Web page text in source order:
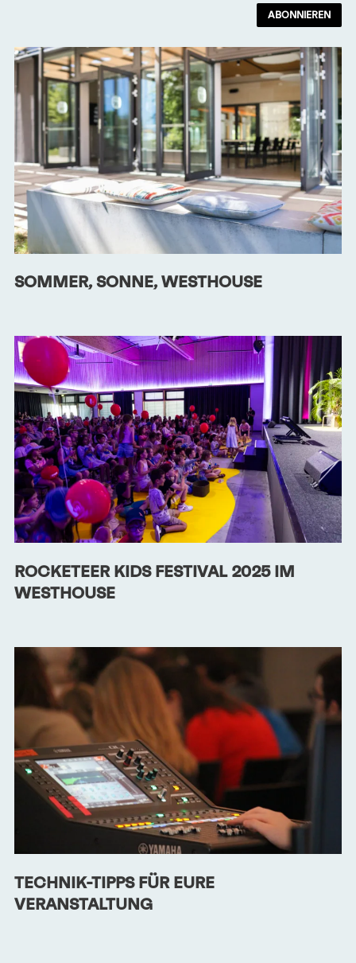
ABONNIEREN
SOMMER, SONNE, WESTHOUSE
ROCKETEER KIDS FESTIVAL 2025 IM
WESTHOUSE
TECHNIK-TIPPS FÜR EURE
VERANSTALTUNG